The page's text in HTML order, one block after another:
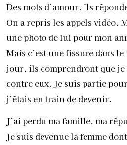
Des mots d’amour. Ils
On a repris les appels vidéo.
une photo de lui pour mon
Mais c’est une fissure dans le
jour, ils comprendront que je
contre eux. Je suis partie
j’étais en train de devenir.
J’ai perdu ma famille, ma
Je suis devenue la femme